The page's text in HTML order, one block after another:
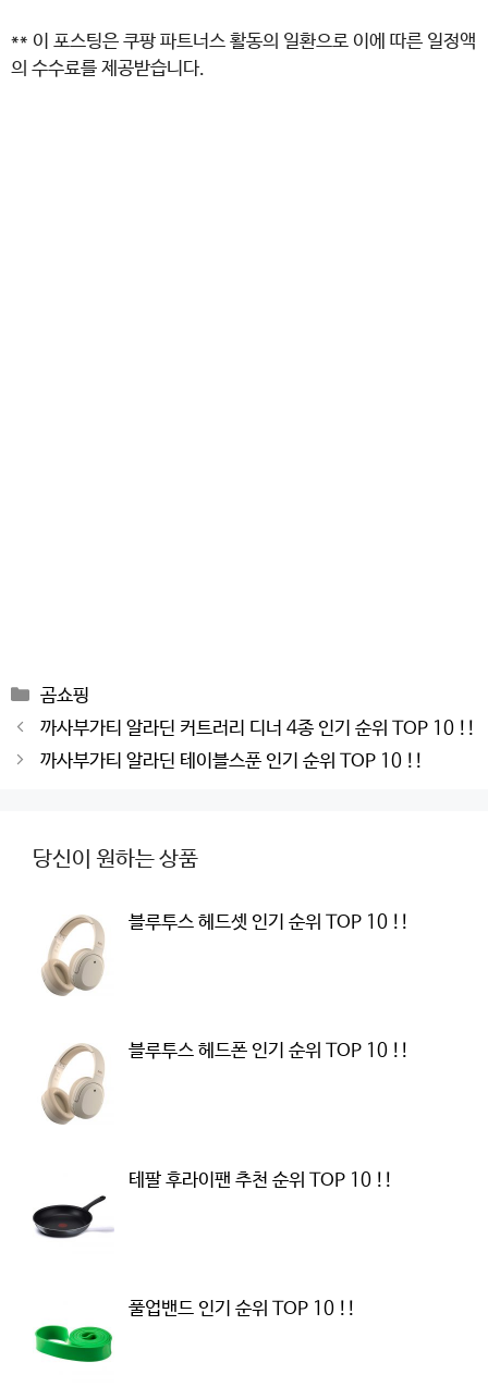
** 이 포스팅은 쿠팡 파트너스 활동의 일환으로 이에 따른 일정액
의 수수료를 제공받습니다.
Categories
곰쇼핑
Post
navigation
까사부가티 알라딘 커트러리 디너 4종 인기 순위 TOP 10 !!
까사부가티 알라딘 테이블스푼 인기 순위 TOP 10 !!
당신이 원하는 상품
블루투스 헤드셋 인기 순위 TOP 10 !!
블루투스 헤드폰 인기 순위 TOP 10 !!
테팔 후라이팬 추천 순위 TOP 10 !!
풀업밴드 인기 순위 TOP 10 !!